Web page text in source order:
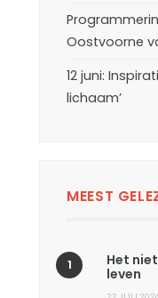
Oostvoorne
12 juni:
lichaam’
MEEST
Het
leven